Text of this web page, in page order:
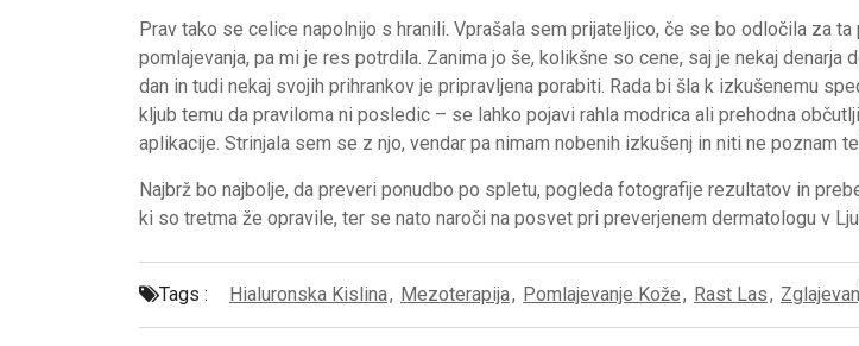
Prav tako se celice napolnijo s hranili. Vprašala sem prijateljico, če se bo odločila za
pomlajevanja, pa mi je res potrdila. Zanima jo še, kolikšne so cene, saj je nekaj denarja
dan in tudi nekaj svojih prihrankov je pripravljena porabiti. Rada bi šla k izkušenemu
kljub temu da praviloma ni posledic – se lahko pojavi rahla modrica ali prehodna
aplikacije. Strinjala sem se z njo, vendar pa nimam nobenih izkušenj in niti ne poznam
Najbrž bo najbolje, da preveri ponudbo po spletu, pogleda fotografije rezultatov in
ki so tretma že opravile, ter se nato naroči na posvet pri preverjenem dermatologu v
Tags : Hialuronska Kislina, Mezoterapija, Pomlajevanje Kože, Rast Las,